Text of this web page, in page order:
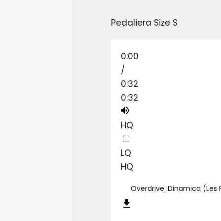
Pedaliera Size S
0:00
/
0:32
0:32
HQ
LQ
HQ
Overdrive: Dinamica (Les